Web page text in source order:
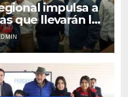
impulsa a
que llevarán la
a